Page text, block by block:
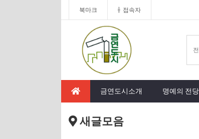
북마크 접속자
금연도시소개 명예의 전당
새글모음